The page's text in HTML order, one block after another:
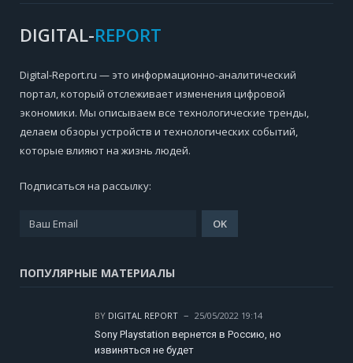
DIGITAL-REPORT
Digital-Report.ru — это информационно-аналитический
портал, который отслеживает изменения цифровой
экономики. Мы описываем все технологические тренды,
делаем обзоры устройств и технологических событий,
которые влияют на жизнь людей.
Подписаться на рассылку:
ПОПУЛЯРНЫЕ МАТЕРИАЛЫ
BY DIGITAL REPORT
25/05/2022 19:14
Sony Playstation вернется в Россию, но
извиняться не будет